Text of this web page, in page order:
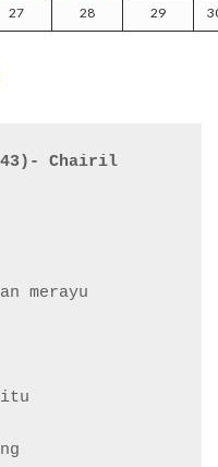
27 28 29
Chairil
merayu
itu